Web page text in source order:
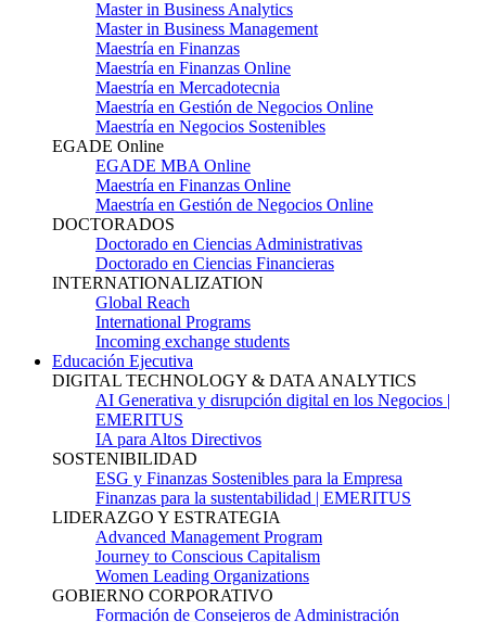
Master in Business Analytics
Master in Business Management
Maestría en Finanzas
Maestría en Finanzas Online
Maestría en Mercadotecnia
Maestría en Gestión de Negocios Online
Maestría en Negocios Sostenibles
EGADE Online
EGADE MBA Online
Maestría en Finanzas Online
Maestría en Gestión de Negocios Online
DOCTORADOS
Doctorado en Ciencias Administrativas
Doctorado en Ciencias Financieras
INTERNATIONALIZATION
Global Reach
International Programs
Incoming exchange students
Educación Ejecutiva
DIGITAL TECHNOLOGY & DATA ANALYTICS
AI Generativa y disrupción digital en los Negocios |
EMERITUS
IA para Altos Directivos
SOSTENIBILIDAD
ESG y Finanzas Sostenibles para la Empresa
Finanzas para la sustentabilidad | EMERITUS
LIDERAZGO Y ESTRATEGIA
Advanced Management Program
Journey to Conscious Capitalism
Women Leading Organizations
GOBIERNO CORPORATIVO
Formación de Consejeros de Administración